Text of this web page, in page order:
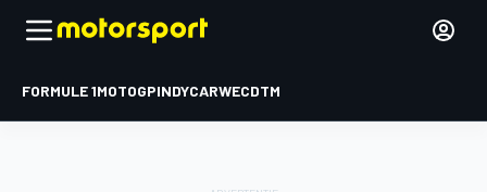
FORMULE 1MOTOGPINDYCARWECDTM